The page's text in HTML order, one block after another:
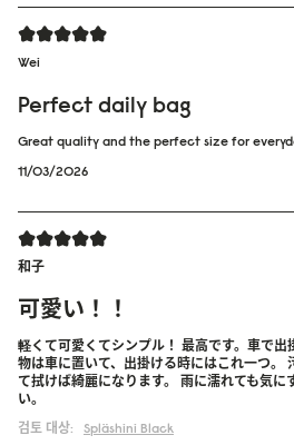
Wei
Perfect daily bag
Great quality and the perfect size for
11/03/2026
和子
可愛い！！
軽くて可愛くてシンプル！ 最高です。車で
物は車に置いて、出掛ける時にはこれ一つ。
て拭けば綺麗になります。 雨に濡れても気に
い。
검토 대상:
Spläshini Black